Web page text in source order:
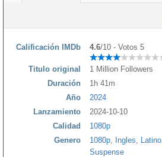
Calificación IMDb 4.6/10 - Votos 5
Titulo original
1 Million Followers
Duración
1h 41m
Año
2024
Lanzamiento
2024-10-10
Calidad
1080p
Genero
1080p Ingles Latino
Suspense